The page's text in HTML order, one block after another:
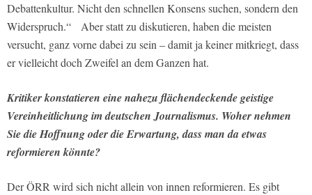
Debattenkultur. Nicht den schnellen Konsens suchen, sondern den
Widerspruch.“ Aber statt zu diskutieren, haben die meisten
versucht, ganz vorne dabei zu sein – damit ja keiner mitkriegt, dass
er vielleicht doch Zweifel an dem Ganzen hat.
Kritiker konstatieren eine nahezu flächendeckende geistige
Vereinheitlichung im deutschen Journalismus. Woher nehmen
Sie die Hoffnung oder die Erwartung, dass man da etwas
reformieren könnte?
Der ÖRR wird sich nicht allein von innen reformieren. Es gibt